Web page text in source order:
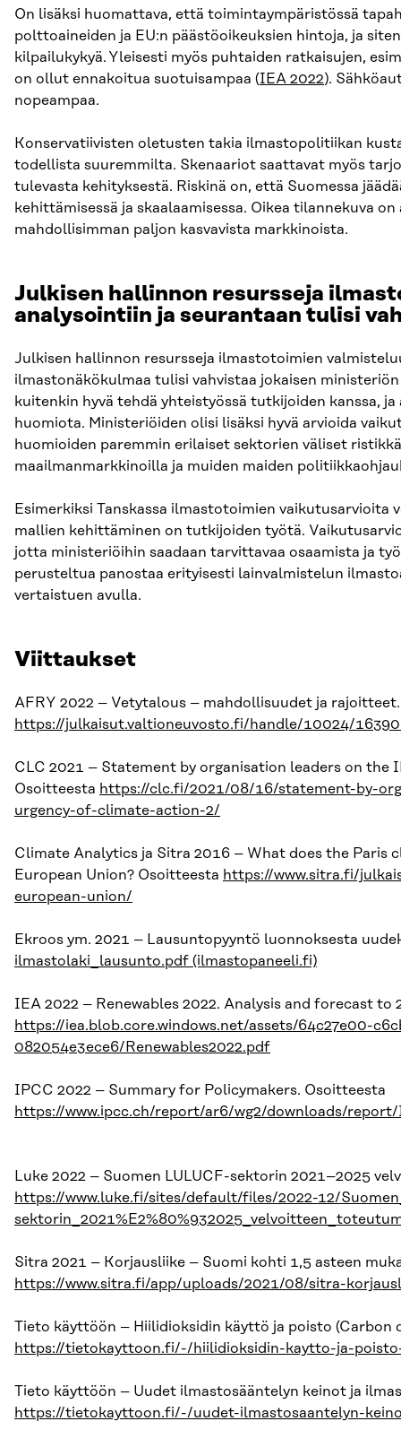
On lisäksi huomattava, että toimintaympäristössä
polttoaineiden ja EU:n päästöoikeuksien hintoja, ja
kilpailukykyä. Yleisesti myös puhtaiden ratkaisujen,
on ollut ennakoitua suotuisampaa (IEA 2022).
nopeampaa.
Konservatiivisten oletusten takia ilmastopolitiikan
todellista suuremmilta. Skenaariot saattavat myös
tulevasta kehityksestä. Riskinä on, että Suomessa
kehittämisessä ja skaalaamisessa. Oikea tilannekuva
mahdollisimman paljon kasvavista markkinoista.
Julkisen hallinnon resursseja
analysointiin ja seurantaan tulisi
Julkisen hallinnon resursseja ilmastotoimien
ilmastonäkökulmaa tulisi vahvistaa jokaisen
kuitenkin hyvä tehdä yhteistyössä tutkijoiden kanssa,
huomiota. Ministeriöiden olisi lisäksi hyvä arvioida
huomioiden paremmin erilaiset sektorien väliset
maailmanmarkkinoilla ja muiden maiden
Esimerkiksi Tanskassa ilmastotoimien vaikutusarvioita
mallien kehittäminen on tutkijoiden työtä.
jotta ministeriöihin saadaan tarvittavaa osaamista ja
perusteltua panostaa erityisesti lainvalmistelun
vertaistuen avulla.
Viittaukset
AFRY 2022 – Vetytalous – mahdollisuudet ja
https://julkaisut.valtioneuvosto.fi/handle/10024/
CLC 2021 – Statement by organisation leaders on
Osoitteesta https://clc.fi/2021/08/16/statement-by-
urgency-of-climate-action-2/
Climate Analytics ja Sitra 2016 – What does the Paris
European Union? Osoitteesta https://www.sitra.fi/
european-union/
Ekroos ym. 2021 – Lausuntopyyntö luonnoksesta
ilmastolaki_lausunto.pdf (ilmastopaneeli.fi)
IEA 2022 – Renewables 2022. Analysis and forecast to
https://iea.blob.core.windows.net/assets/64c27e00-
082054e3ece6/Renewables2022.pdf
IPCC 2022 – Summary for Policymakers. Osoitteesta
https://www.ipcc.ch/report/ar6/wg2/downloads/
Luke 2022 – Suomen LULUCF-sektorin 2021–2025
https://www.luke.fi/sites/default/files/2022-12/
Sitra 2021 – Korjausliike – Suomi kohti 1,5 asteen
https://www.sitra.fi/app/uploads/2021/08/sitra-
Tieto käyttöön – Hiilidioksidin käyttö ja poisto (Carbon
https://tietokayttoon.fi/-/hiilidioksidin-kaytto-ja-
Tieto käyttöön – Uudet ilmastosääntelyn keinot ja
https://tietokayttoon.fi/-/uudet-ilmastosaantelyn-